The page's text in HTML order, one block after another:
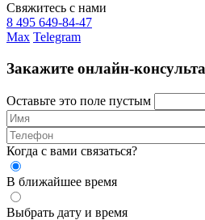
Свяжитесь с нами
8 495 649-84-47
Max Telegram
Закажите онлайн-
Оставьте это поле пустым
Когда с вами связаться?
В ближайшее время
Выбрать дату и время